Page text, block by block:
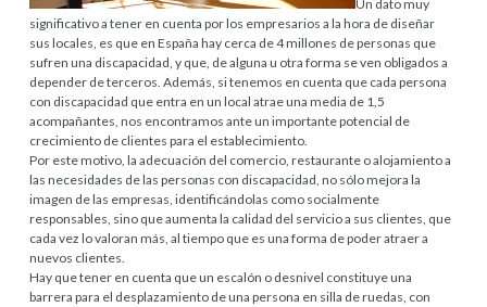
Un dato muy
significativo a tener en cuenta por los empresarios a la hora de diseñar
sus locales, es que en España hay cerca de 4 millones de personas que
sufren una discapacidad, y que, de alguna u otra forma se ven obligados a
depender de terceros. Además, si tenemos en cuenta que cada persona
con discapacidad que entra en un local atrae una media de 1,5
acompañantes, nos encontramos ante un importante potencial de
crecimiento de clientes para el establecimiento.
Por este motivo, la adecuación del comercio, restaurante o alojamiento a
las necesidades de las personas con discapacidad, no sólo mejora la
imagen de las empresas, identificándolas como socialmente
responsables, sino que aumenta la calidad del servicio a sus clientes, que
cada vez lo valoran más, al tiempo que es una forma de poder atraer a
nuevos clientes.
Hay que tener en cuenta que un escalón o desnivel constituye una
barrera para el desplazamiento de una persona en silla de ruedas, con